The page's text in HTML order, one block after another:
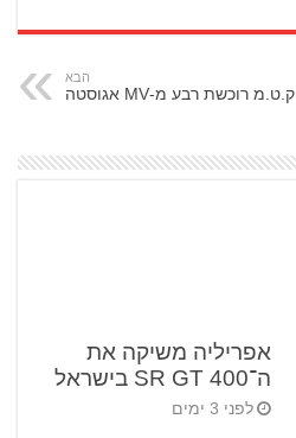
הבא
ק.ט.מ רוכשת רבע מ-MV אגוסטה
אפריליה משיקה את
ה־SR GT 400 בישראל
לפני 3 ימים